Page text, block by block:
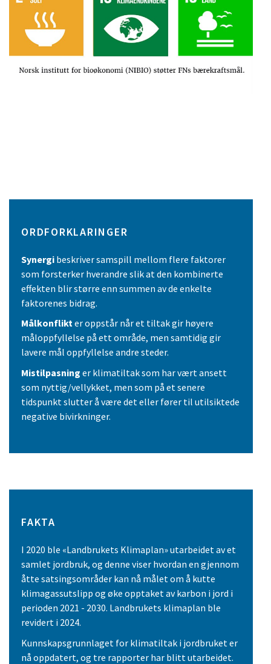
ORDFORKLARINGER
Synergi beskriver samspill mellom flere faktorer
som forsterker hverandre slik at den kombinerte
effekten blir større enn summen av de enkelte
faktorenes bidrag.
Målkonflikter oppstår når et tiltak gir høyere
måloppfyllelse på ett område, men samtidig gir
lavere mål oppfyllelse andre steder.
Mistilpasning er klimatiltak som har vært ansett
som nyttig/vellykket, men som på et senere
tidspunkt slutter å være det eller fører til utilsiktede
negative bivirkninger.
FAKTA
I 2020 ble «Landbrukets Klimaplan» utarbeidet av et
samlet jordbruk, og denne viser hvordan en gjennom
åtte satsingsområder kan nå målet om å kutte
klimagassutslipp og øke opptaket av karbon i jord i
perioden 2021 - 2030. Landbrukets klimaplan ble
revidert i 2024.
Kunnskapsgrunnlaget for klimatiltak i jordbruket er
nå oppdatert, og tre rapporter har blitt utarbeidet.